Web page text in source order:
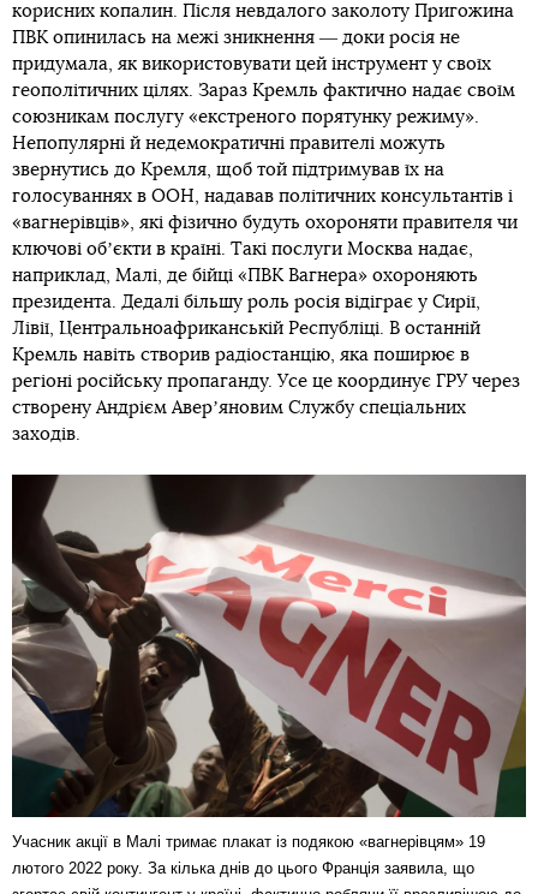
корисних копалин. Після невдалого заколоту Пригожина
ПВК опинилась на межі зникнення ― доки росія не
придумала, як використовувати цей інструмент у своїх
геополітичних цілях. Зараз Кремль фактично надає своїм
союзникам послугу «екстреного порятунку режиму».
Непопулярні й недемократичні правителі можуть
звернутись до Кремля, щоб той підтримував їх на
голосуваннях в ООН, надавав політичних консультантів і
«вагнерівців», які фізично будуть охороняти правителя чи
ключові обʼєкти в країні. Такі послуги Москва надає,
наприклад, Малі, де бійці «ПВК Вагнера» охороняють
президента. Дедалі більшу роль росія відіграє у Сирії,
Лівії, Центральноафриканській Республіці. В останній
Кремль навіть створив радіостанцію, яка поширює в
регіоні російську пропаганду. Усе це координує ГРУ через
створену Андрієм Аверʼяновим Службу спеціальних
заходів.
Учасник акції в Малі тримає плакат із подякою «вагнерівцям» 19
лютого 2022 року. За кілька днів до цього Франція заявила, що